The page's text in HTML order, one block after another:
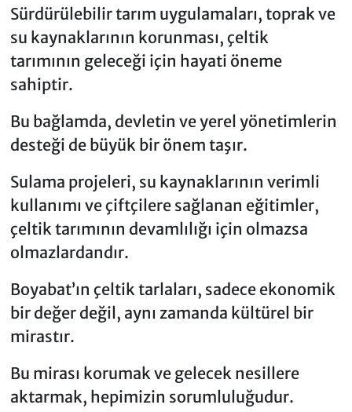
Sürdürülebilir tarım uygulamaları, toprak ve
su kaynaklarının korunması, çeltik
tarımının geleceği için hayati öneme
sahiptir.
Bu bağlamda, devletin ve yerel yönetimlerin
desteği de büyük bir önem taşır.
Sulama projeleri, su kaynaklarının verimli
kullanımı ve çiftçilere sağlanan eğitimler,
çeltik tarımının devamlılığı için olmazsa
olmazlardandır.
Boyabat’ın çeltik tarlaları, sadece ekonomik
bir değer değil, aynı zamanda kültürel bir
mirastır.
Bu mirası korumak ve gelecek nesillere
aktarmak, hepimizin sorumluluğudur.